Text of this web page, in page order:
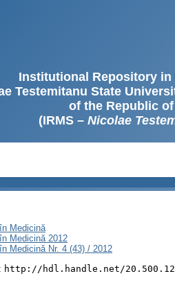
Institutional Repository in
Testemitanu State
of the Republic
(IRMS – Nicolae
Medicină
Medicină 2012
Medicină Nr. 4 (43) / 2012
http://hdl.handle.net/